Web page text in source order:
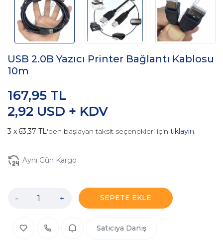
USB 2.0B Yazıcı Printer Bağlantı Kablosu
10m
2,92 USD + KDV
167,95 TL
63,37 TL'den başlayan taksit seçenekleri için tıklayın.
Aynı Gün Kargo
- + SEPETE EKLE
Satıcıya Danış